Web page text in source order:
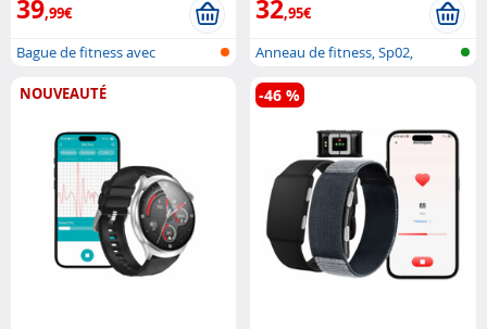
39,99€
Bague de fitness avec
32,95€
Anneau de fitness, Sp02,
fréquence ..
NOUVEAUTÉ -46 %